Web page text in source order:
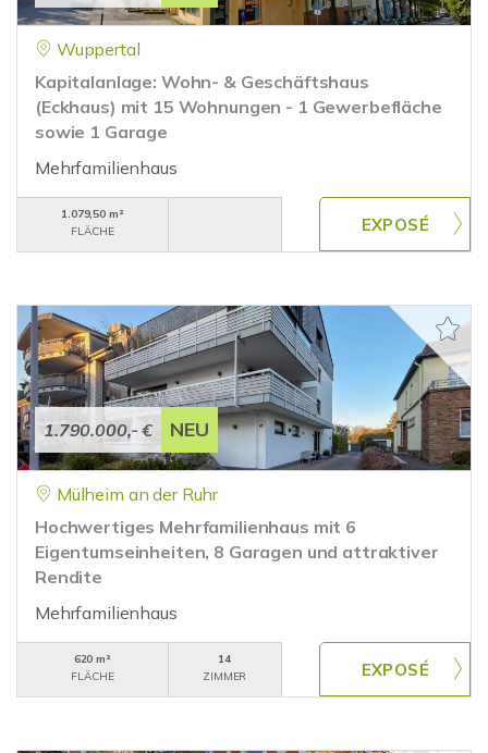
Wuppertal
Kapitalanlage: Wohn- & Geschäftshaus
(Eckhaus) mit 15 Wohnungen - 1 Gewerbefläche
sowie 1 Garage
Mehrfamilienhaus
1.079,50 m²
FLÄCHE
1.790.000,- € NEU
Mülheim an der Ruhr
Hochwertiges Mehrfamilienhaus mit 6
Eigentumseinheiten, 8 Garagen und attraktiver
Rendite
Mehrfamilienhaus
620 m²
FLÄCHE
14
ZIMMER